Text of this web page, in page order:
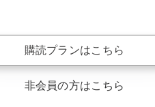
購読プランはこちら
非会員の方はこちら